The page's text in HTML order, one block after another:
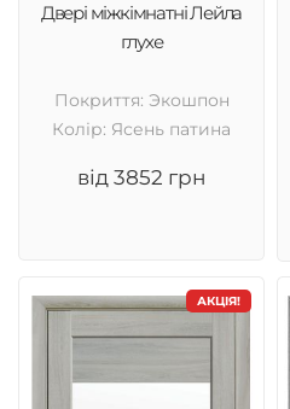
Двері міжкімнатні Лейла
глухе
Покриття: Экошпон
Колір: Ясень патина
від 3852 грн
АКЦІЯ!